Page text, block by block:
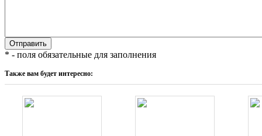
* - поля обязательные для заполнения
Также вам будет интересно: